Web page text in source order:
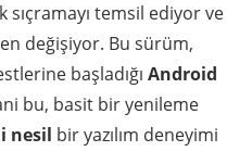
temsil ediyor ve
değişiyor. Bu sürüm,
başladığı Android
bu, basit bir yenileme
nesil bir yazılım deneyimi